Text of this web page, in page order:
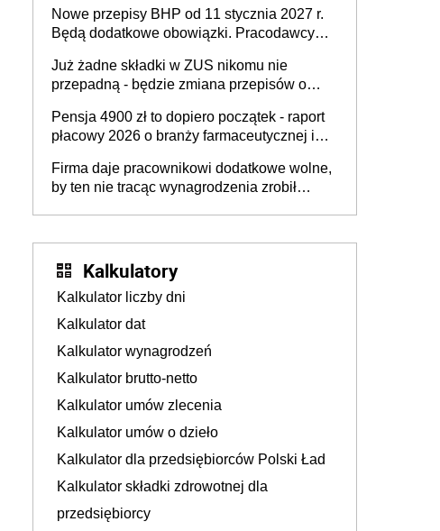
osoby neuroatypowe. Powstanie Fundusz
na rzecz Inkluzywności w Zatrudnianiu?
Nowe przepisy BHP od 11 stycznia 2027 r.
Będą dodatkowe obowiązki. Pracodawcy
Już żadne składki w ZUS nikomu nie
przepadną - będzie zmiana przepisów o
ubezpieczeniom społecznym
Pensja 4900 zł to dopiero początek - raport
płacowy 2026 o branży farmaceutycznej i
Firma daje pracownikowi dodatkowe wolne,
by ten nie tracąc wynagrodzenia zrobił
Kalkulatory
Kalkulator liczby dni
Kalkulator dat
Kalkulator wynagrodzeń
Kalkulator brutto-netto
Kalkulator umów zlecenia
Kalkulator umów o dzieło
Kalkulator dla przedsiębiorców Polski Ład
Kalkulator składki zdrowotnej dla
przedsiębiorcy